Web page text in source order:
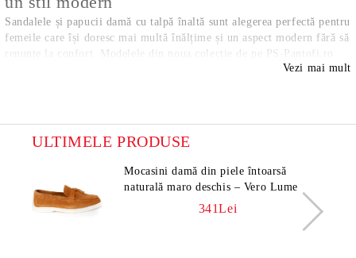
Sandalele și papucii damă cu talpă înaltă sunt alegerea perfectă pentru
femeile care își doresc mai multă înălțime și un aspect modern fără să
renunțe la confort. Modelele din noua colecție de pe PS-Pantofi.ro
combină designul contemporan cu stabilitatea și funcționalitatea
Modele moderne pentru diferite ocazii
• ținute moderne de zi cu zi;
• activități urbane și plimbări;
• vacanțe și călătorii;
Vezi mai mult
ULTIMELE PRODUSE
Mocasini damă din piele întoarsă
naturală maro deschis – Vero Lume
341Lei